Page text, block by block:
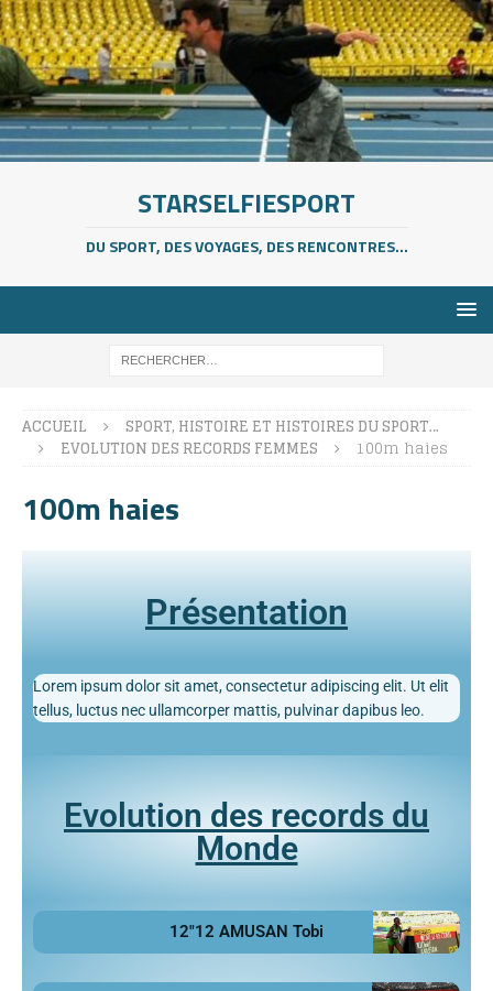
STARSELFIESPORT
DU SPORT, DES VOYAGES, DES RENCONTRES...
ACCUEIL
SPORT, HISTOIRE ET HISTOIRES DU SPORT…
EVOLUTION DES RECORDS FEMMES
100m haies
100m haies
Présentation
Lorem ipsum dolor sit amet, consectetur adipiscing elit. Ut elit
tellus, luctus nec ullamcorper mattis, pulvinar dapibus leo.
Evolution des records du
Monde
12"12 AMUSAN Tobi